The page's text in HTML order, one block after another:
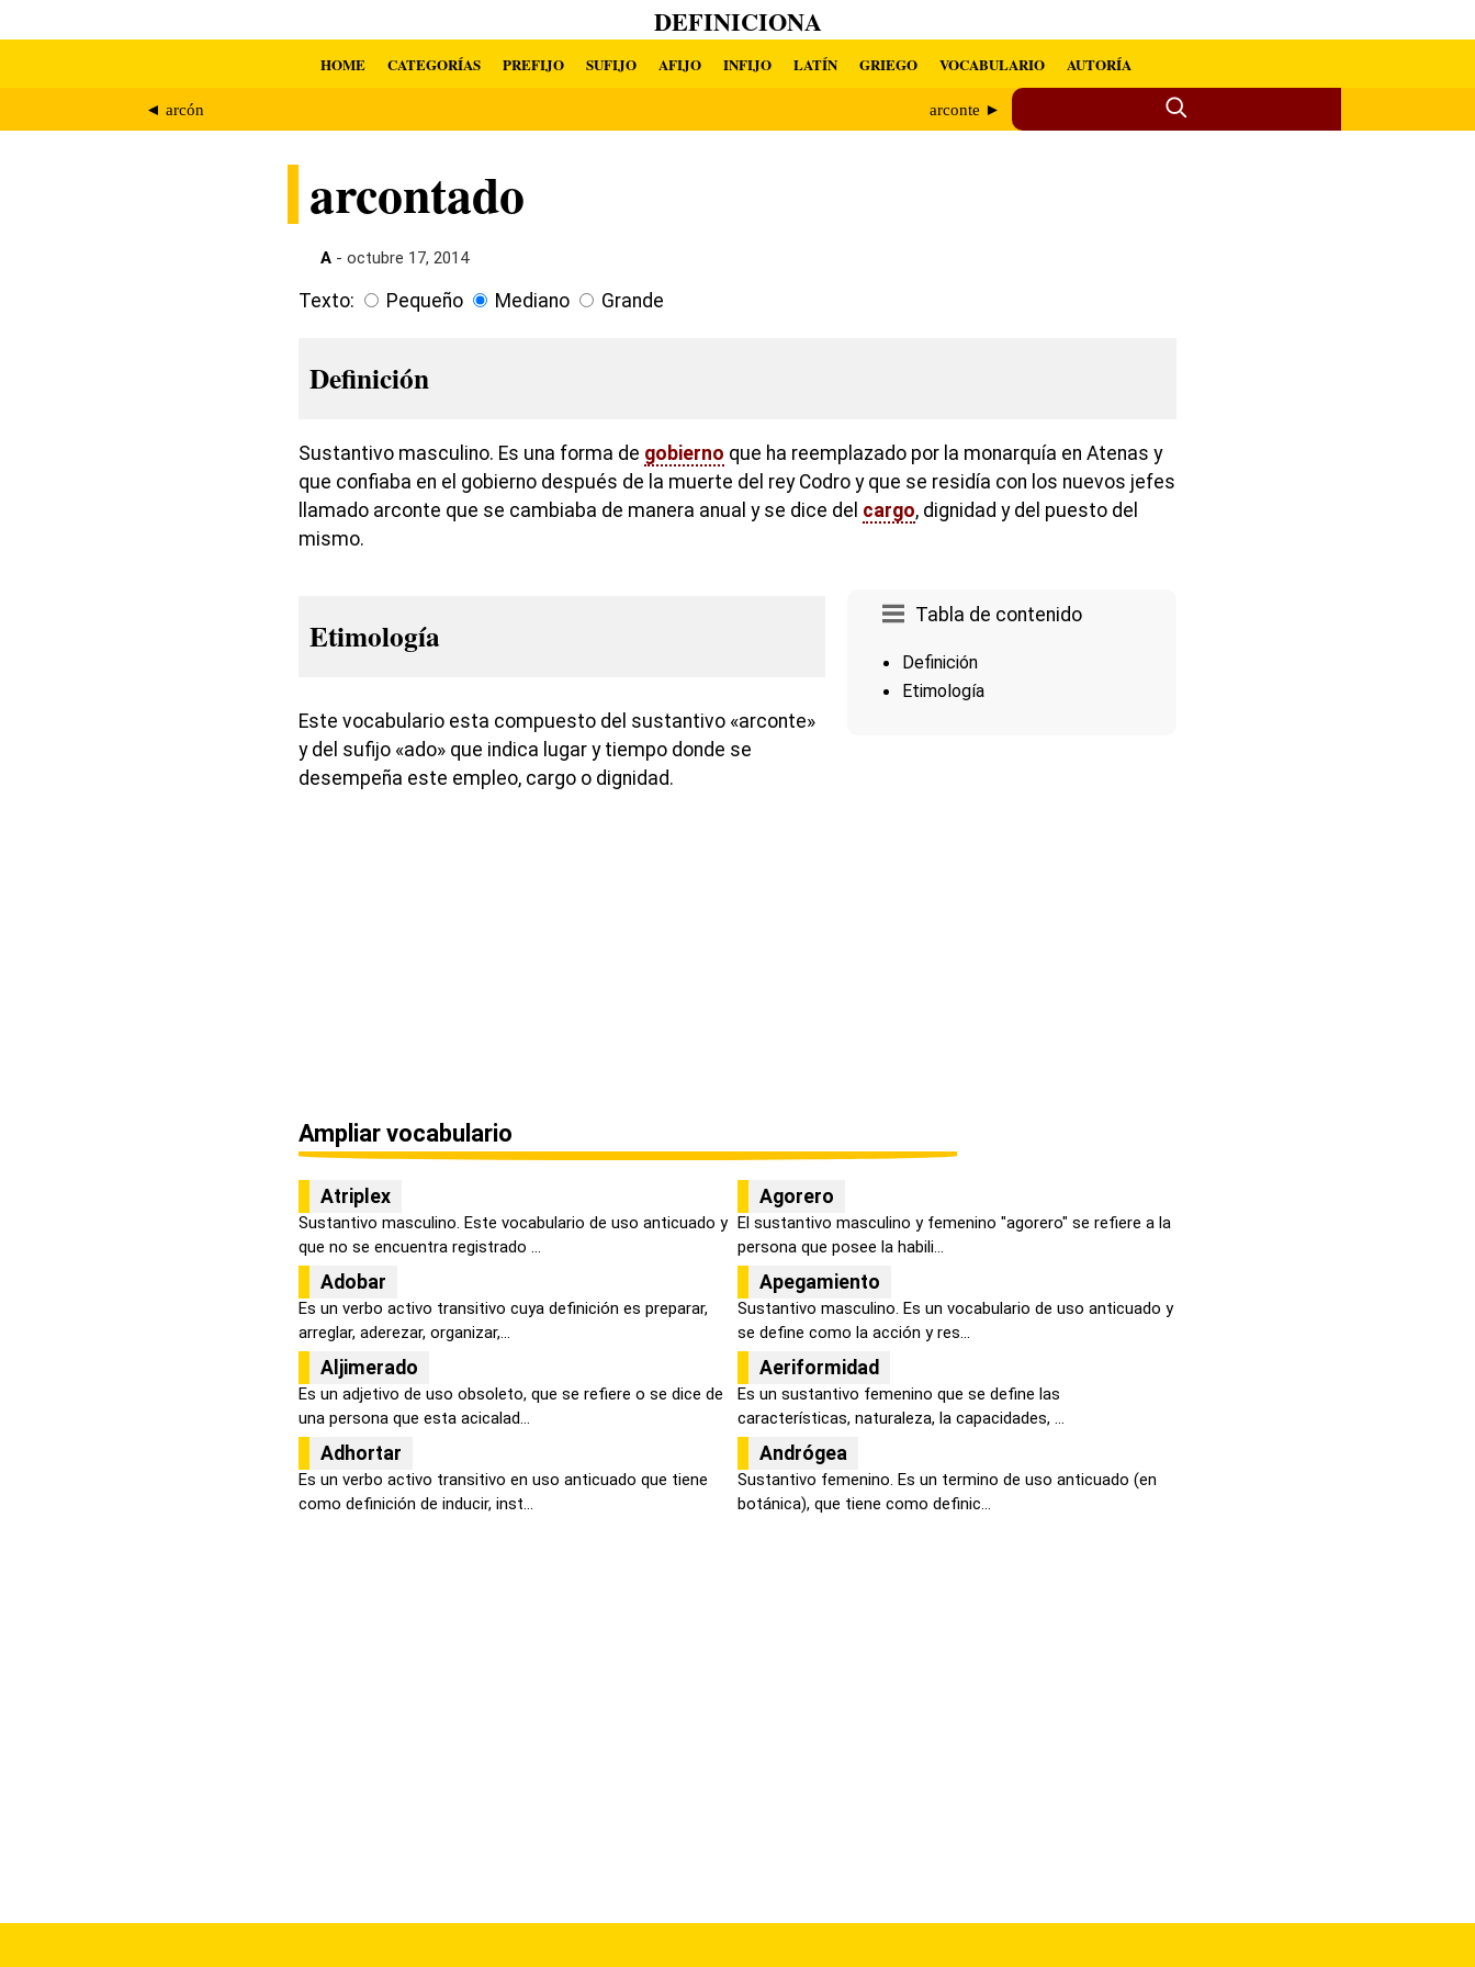
DEFINICIONA
HOME CATEGORÍAS PREFIJO SUFIJO AFIJO INFIJO LATÍN GRIEGO VOCABULARIO AUTORÍA
◄ arcón arconte ►
arcontado
A - octubre 17, 2014
Texto: Pequeño Mediano Grande
Definición
Sustantivo masculino. Es una forma de gobierno que ha reemplazado por la monarquía en Atenas y
que confiaba en el gobierno después de la muerte del rey Codro y que se residía con los nuevos jefes
llamado arconte que se cambiaba de manera anual y se dice del cargo, dignidad y del puesto del
mismo.
Tabla de contenido
Definición
Etimología
Etimología
Este vocabulario esta compuesto del sustantivo «arconte»
y del sufijo «ado» que indica lugar y tiempo donde se
desempeña este empleo, cargo o dignidad.
Ampliar vocabulario
Atriplex
Sustantivo masculino. Este vocabulario de uso anticuado y
que no se encuentra registrado ...
Agorero
El sustantivo masculino y femenino "agorero" se refiere a la
persona que posee la habili...
Adobar
Es un verbo activo transitivo cuya definición es preparar,
arreglar, aderezar, organizar,...
Apegamiento
Sustantivo masculino. Es un vocabulario de uso anticuado y
se define como la acción y res...
Aljimerado
Es un adjetivo de uso obsoleto, que se refiere o se dice de
una persona que esta acicalad...
Aeriformidad
Es un sustantivo femenino que se define las
características, naturaleza, la capacidades, ...
Adhortar
Es un verbo activo transitivo en uso anticuado que tiene
como definición de inducir, inst...
Andrógea
Sustantivo femenino. Es un termino de uso anticuado (en
botánica), que tiene como definic...